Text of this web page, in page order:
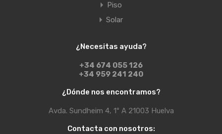
Piso
Solar
¿Necesitas ayuda?
+34 674 055 126
+34 959 241 240
¿Dónde nos encontramos?
Avda. Sundheim 4, 1º A 21003 Huelva
Contacta con nosotros: